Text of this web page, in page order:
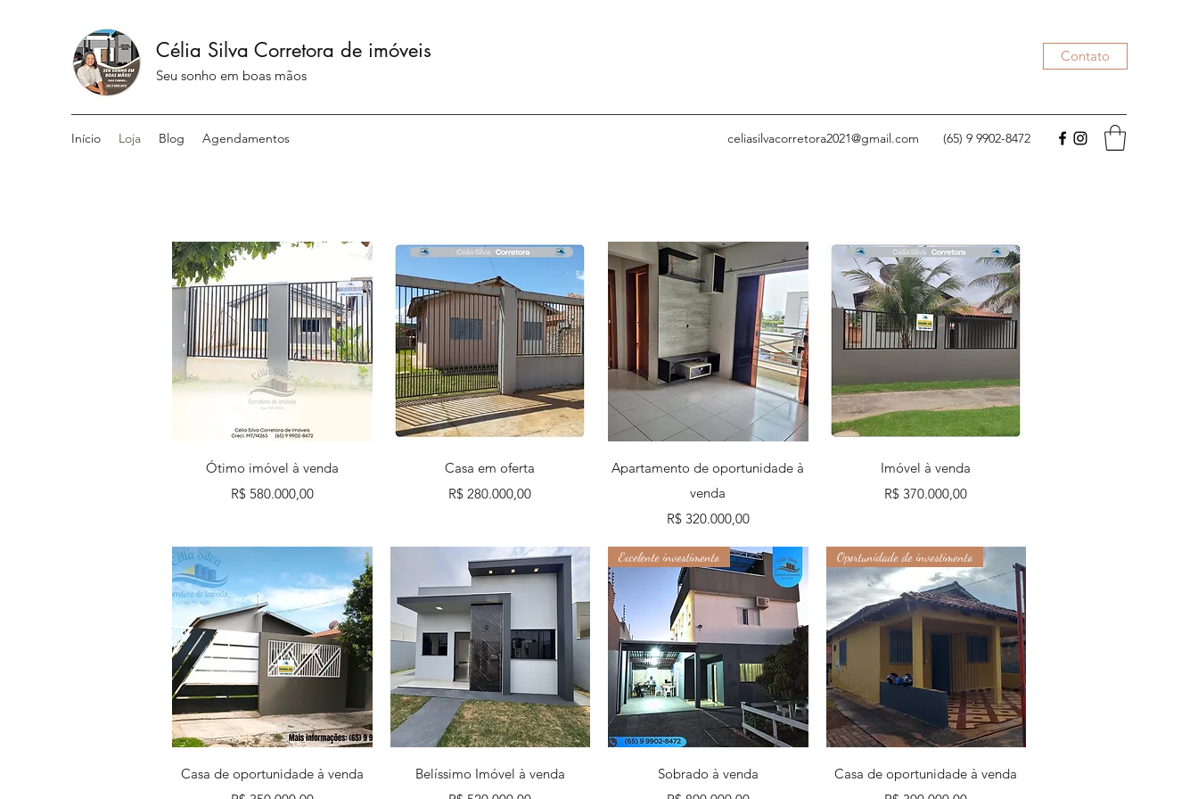
Célia Silva Corretora de imóveis
Seu sonho em boas mãos
Contato
Início Loja Blog Agendamentos celiasilvacorretora2021@gmail.com (65) 9 9902-8472
Visualização rápida
Ótimo imóvel à venda
Preço
R$ 580.000,00
Visualização rápida
Casa em oferta
Preço
R$ 280.000,00
Visualização rápida
Apartamento de oportunidade à
venda
Preço
R$ 320.000,00
Visualização rápida
Imóvel à venda
Preço
R$ 370.000,00
Visualização rápida
Casa de oportunidade à venda
Visualização rápida
Belíssimo Imóvel à venda
Visualização rápida
Excelente investimento
Sobrado à venda
Visualização rápida
Oportunidade de investimento
Casa de oportunidade à venda